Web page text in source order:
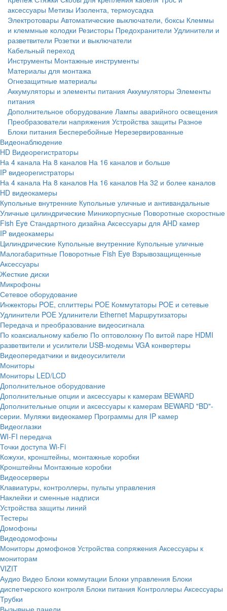
аксессуары Метизы Изолента, термоусадка
Электротовары Автоматические выключатели, боксы Клеммы
и клеммные колодки Резисторы Предохранители Удлинители и
разветвители Розетки и выключатели
Кабельный переход
Инструменты Монтажные инструменты
Материалы для монтажа
Огнезащитные материалы
Аккумуляторы и элементы питания Аккумуляторы Элементы
питания
Дополнительное оборудование Лампы аварийного освещения
Преобразователи напряжения Устройства защиты Разное
Блоки питания Бесперебойные Нерезервированные
Видеонаблюдение
HD Видеорегистраторы
На 4 канала На 8 каналов На 16 каналов и больше
IP видеорегистраторы
На 4 канала На 8 каналов На 16 каналов На 32 и более каналов
HD видеокамеры
Купольные внутренние Купольные уличные и антивандальные
Уличные цилиндрические Миникорпусные Поворотные скоростные
Fish Eye Стандартного дизайна Аксессуары для AHD камер
IP видеокамеры
Цилиндрические Купольные внутренние Купольные уличные
Малогабаритные Поворотные Fish Eye Взрывозащищенные
Аксессуары
Жесткие диски
Микрофоны
Сетевое оборудование
Инжекторы POE, сплиттеры POE Коммутаторы POE и сетевые
Удлинители POE Удлинители Ethernet Маршрутизаторы
Передача и преобразование видеосигнала
По коаксиальному кабелю По оптоволокну По витой паре HDMI
разветвители и усилители USB-модемы VGA конвертеры
Видеопередатчики и видеоусилители
Мониторы
Мониторы LED/LCD
Дополнительное оборудование
Дополнительные опции и аксессуары к камерам BEWARD
Дополнительные опции и аксессуары к камерам BEWARD "BD"-
серии. Муляжи видеокамер Программы для IP камер
Видеоглазки
WI-FI передача
Точки доступа Wi-Fi
Кожухи, кронштейны, монтажные коробки
Кронштейны Монтажные коробки
Видеосерверы
Клавиатуры, контроллеры, пульты управления
Наклейки и сменные надписи
Устройства защиты линий
Тестеры
Домофоны
Видеодомофоны
Мониторы домофонов Устройства сопряжения Аксессуары к
мониторам
VIZIT
Аудио Видео Блоки коммутации Блоки управления Блоки
диспетчерского контроля Блоки питания Контроллеры Аксессуары
Трубки